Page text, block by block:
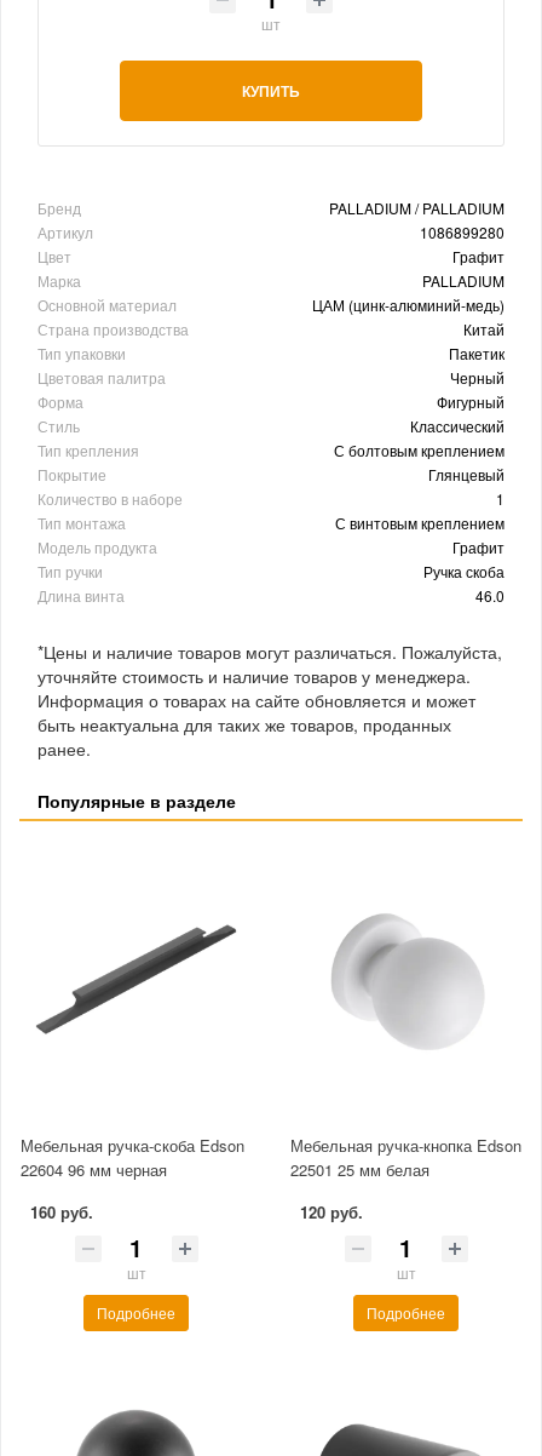
шт
КУПИТЬ
Бренд
PALLADIUM / PALLADIUM
Артикул
1086899280
Цвет
Графит
Марка
PALLADIUM
Основной материал
ЦАМ (цинк-алюминий-медь)
Страна производства
Китай
Тип упаковки
Пакетик
Цветовая палитра
Черный
Форма
Фигурный
Стиль
Классический
Тип крепления
С болтовым креплением
Покрытие
Глянцевый
Количество в наборе
1
Тип монтажа
С винтовым креплением
Модель продукта
Графит
Тип ручки
Ручка скоба
Длина винта
46.0
*Цены и наличие товаров могут различаться. Пожалуйста,
уточняйте стоимость и наличие товаров у менеджера.
Информация о товарах на сайте обновляется и может
быть неактуальна для таких же товаров, проданных
ранее.
Популярные в разделе
Мебельная ручка-скоба Edson
22604 96 мм черная
160 руб.
шт
Подробнее
Мебельная ручка-кнопка Edson
22501 25 мм белая
120 руб.
шт
Подробнее